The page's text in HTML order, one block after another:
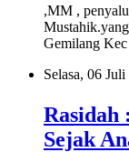
,MM ,
Gemilang
Selasa, 06
Rasidah
Sejak